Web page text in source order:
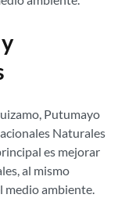
Putumayo
Naturales
es mejorar
al mismo
medio ambiente.